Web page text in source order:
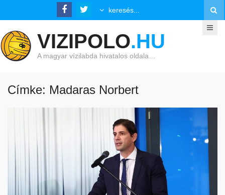
VIZIPOLO.HU
A magyar vízilabda hivatalos oldala…
Címke: Madaras Norbert